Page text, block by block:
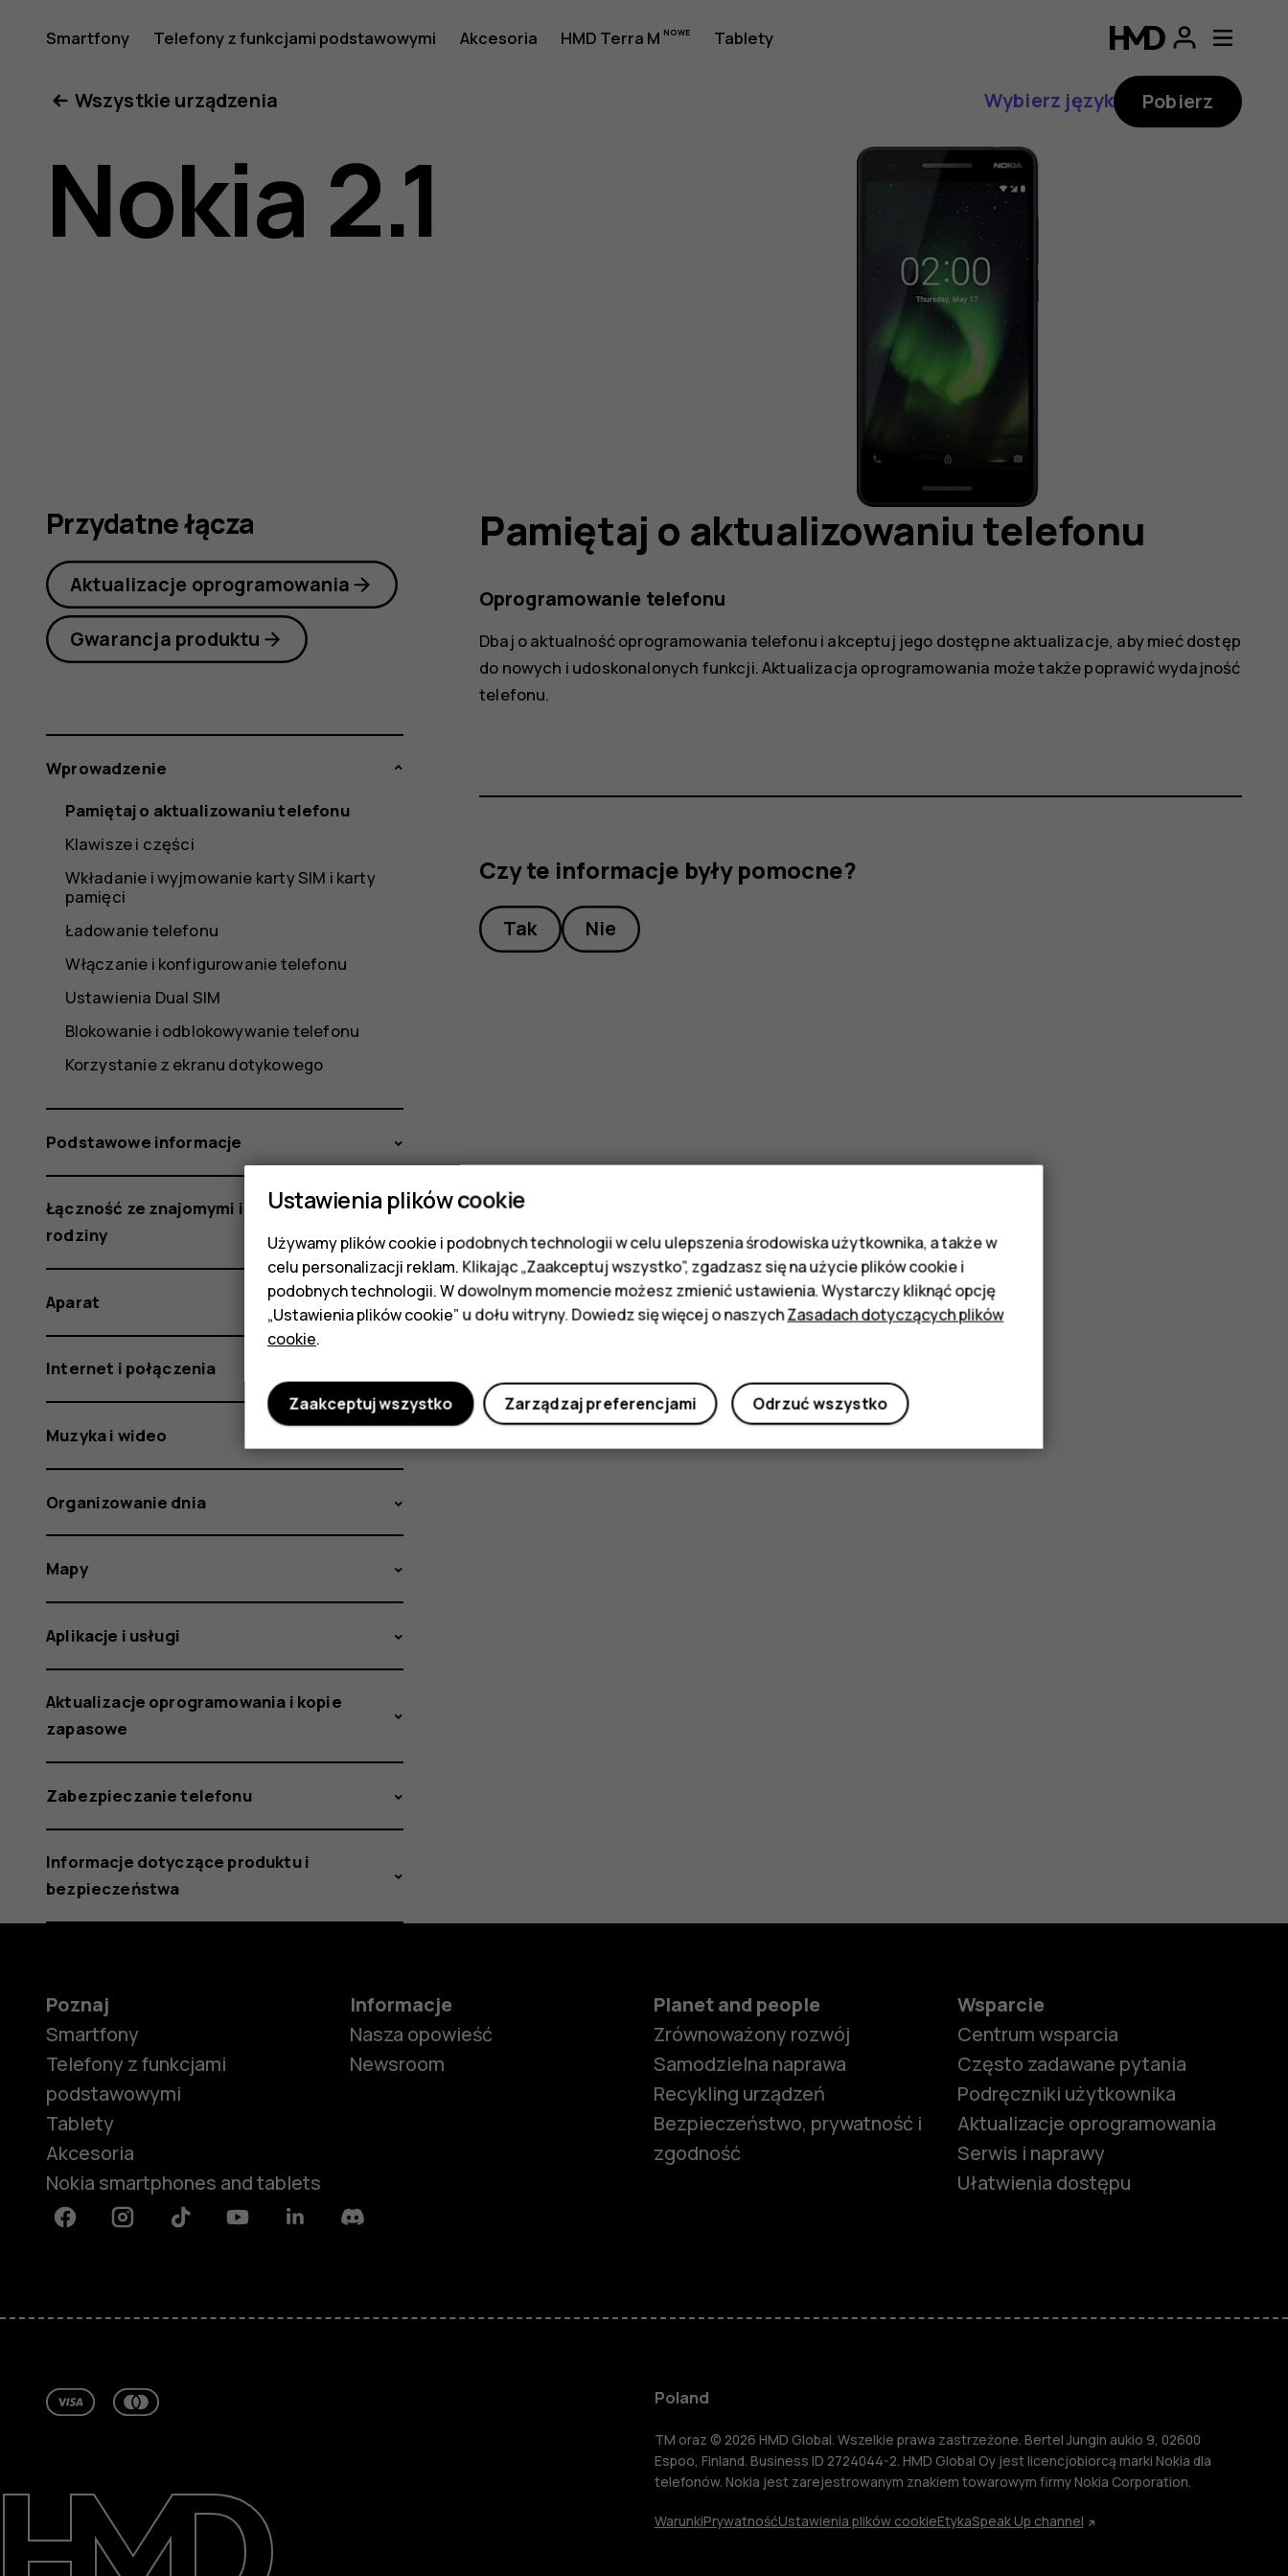
Nokia
2.1
—
Smartfony Telefony z funkcjami podstawowymi Akcesoria HMD Terra M Tablety
podstawowymi
Akcesoria
HMD Terra M
Tablety
Informacje
Wsparcie
Poland
Wszystkie urządzenia Wybierz język Pobierz
Nokia 2.1
Pamiętaj o aktualizowaniu telefonu
Oprogramowanie telefonu
Dbaj o aktualność oprogramowania telefonu i akceptuj jego dostępne aktualizacje, aby mieć dostęp
do nowych i udoskonalonych funkcji. Aktualizacja oprogramowania może także poprawić wydajność
telefonu.
Czy te informacje były pomocne?
Tak Nie
Przydatne łącza
Aktualizacje oprogramowania
Gwarancja produktu
Wprowadzenie
Pamiętaj o aktualizowaniu telefonu
Klawisze i części
Wkładanie i wyjmowanie karty SIM i karty
pamięci
Ładowanie telefonu
Włączanie i konfigurowanie telefonu
Ustawienia Dual SIM
Blokowanie i odblokowywanie telefonu
Korzystanie z ekranu dotykowego
Podstawowe informacje
Łączność ze znajomymi i członkami
rodziny
Aparat
Internet i połączenia
Muzyka i wideo
Organizowanie dnia
Mapy
Aplikacje i usługi
Aktualizacje oprogramowania i kopie
zapasowe
Zabezpieczanie telefonu
Informacje dotyczące produktu i
bezpieczeństwa
Poznaj
Smartfony
Telefony z funkcjami
podstawowymi
Tablety
Akcesoria
Nokia smartphones and tablets
Informacje
Nasza opowieść
Newsroom
Planet and people
Zrównoważony rozwój
Samodzielna naprawa
Recykling urządzeń
Bezpieczeństwo, prywatność i
zgodność
Wsparcie
Centrum wsparcia
Często zadawane pytania
Podręczniki użytkownika
Aktualizacje oprogramowania
Serwis i naprawy
Ułatwienia dostępu
FacebookInstagramTiktok YoutubeLinkedinDiscord
Poland
TM oraz © 2026 HMD Global. Wszelkie prawa zastrzeżone. Bertel Jungin aukio 9, 02600
Espoo, Finland. Business ID 2724044-2. HMD Global Oy jest licencjobiorcą marki Nokia dla
telefonów. Nokia jest zarejestrowanym znakiem towarowym firmy Nokia Corporation.
WarunkiPrywatnośćUstawienia plików cookieEtykaSpeak Up channel
Ustawienia plików cookie
Używamy plików cookie i podobnych technologii w celu ulepszenia środowiska użytkownika, a także w
celu personalizacji reklam. Klikając „Zaakceptuj wszystko”, zgadzasz się na użycie plików cookie i
podobnych technologii. W dowolnym momencie możesz zmienić ustawienia. Wystarczy kliknąć opcję
„Ustawienia plików cookie” u dołu witryny. Dowiedz się więcej o naszychZasadach dotyczących plików
cookie.
Odrzuć wszystko
Zarządzaj preferencjami
Zaakceptuj wszystko